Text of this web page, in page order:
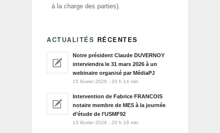
à la charge des parties).
ACTUALITÉS RÉCENTES
Notre président Claude DUVERNOY
interviendra le 31 mars 2026 à un
webinaire organisé par MédiaPJ
15 février 2026 - 20 h 14 min
Intervention de Fabrice FRANCOIS
notaire membre de MES à la journée
d’étude de l’USMF92
13 février 2026 - 20 h 18 min